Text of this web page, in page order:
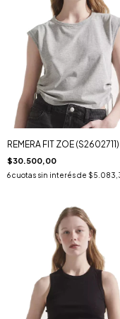
REMERA FIT ZOE (S2602711)
$30.500,00
6cuotas sin interés de